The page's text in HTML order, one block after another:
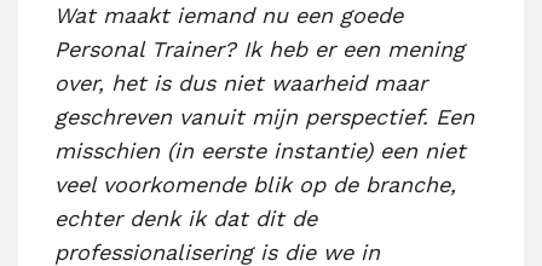
Wat maakt iemand nu een goede
Personal Trainer? Ik heb er een mening
over, het is dus niet waarheid maar
geschreven vanuit mijn perspectief. Een
misschien (in eerste instantie) een niet
veel voorkomende blik op de branche,
echter denk ik dat dit de
professionalisering is die we in